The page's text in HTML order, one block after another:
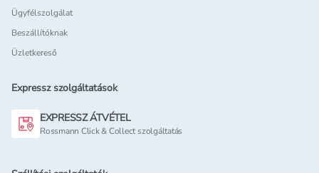
Ügyfélszolgálat
Beszállítóknak
Üzletkereső
Expressz szolgáltatások
EXPRESSZ ÁTVÉTEL
Rossmann Click & Collect szolgáltatás